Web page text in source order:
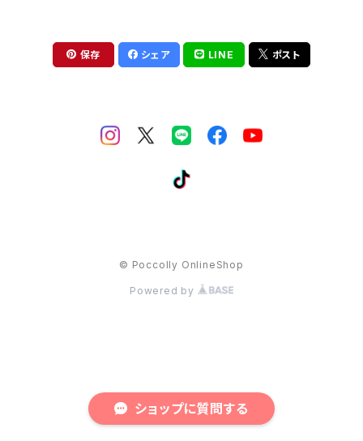
保存 シェア LINE ポスト
© Poccolly OnlineShop
Powered by
ショップに質問する